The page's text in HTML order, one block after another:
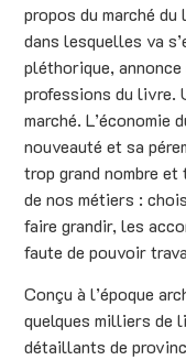
propos du marché
dans lesquelles va
pléthorique,
professions du livre.
marché. L’économie
nouveauté et sa
trop grand nombre
de nos métiers :
faire grandir, les
faute de pouvoir
Conçu à l’époque
quelques milliers de
détaillants de